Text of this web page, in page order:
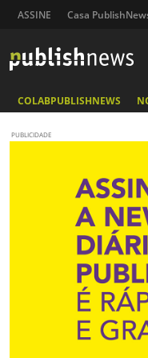
ASSINE Casa
COLABPUBLISHNEWS
PUBLICIDADE